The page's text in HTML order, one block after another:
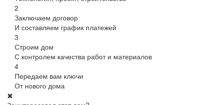
2
Заключаем договор
И составляем график платежей
3
Строим дом
С контролем качества работ и материалов
4
Передаем вам ключи
От нового дома